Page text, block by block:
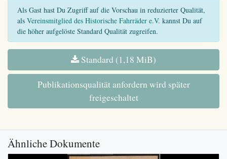
Als Gast hast Du Zugriff auf die Vorschau in reduzierter Qualität,
als Vereinsmitglied des Historische Fahrräder e.V. kannst Du auf
die höher aufgelöste Standard Qualität zugreifen.
Standard (1,18 MiB)
Publikationsqualität anfordern wird später
freigeschaltet
Ähnliche Dokumente